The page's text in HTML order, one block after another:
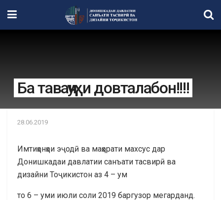
Ба таваҷҷуҳи довталабон!!!!
28.06.2019
Имтиҳонҳои эҷодӣ ва маҳорати махсус дар
Донишкадаи давлатии санъати тасвирӣ ва
дизайни Тоҷикистон аз 4 – ум
то 6 – уми июли соли 2019 баргузор мегарданд.